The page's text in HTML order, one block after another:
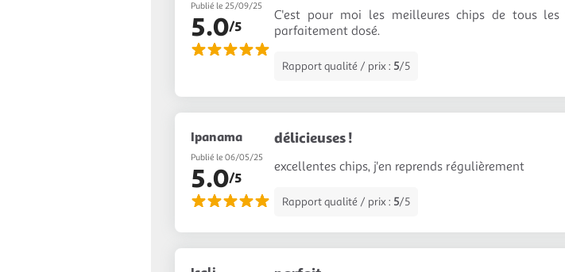
Publié le 25/09/25
5.0/5
C'est pour moi les meilleures chips de tous
parfaitement dosé.
Rapport qualité / prix : 5/5
Ipanama
Publié le 06/05/25
5.0/5
délicieuses !
excellentes chips, j'en reprends régulièrement
Rapport qualité / prix : 5/5